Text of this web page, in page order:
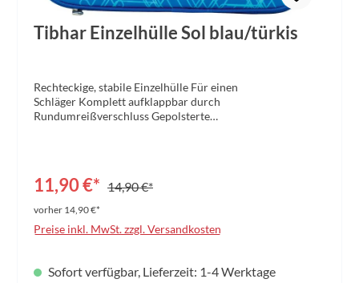
Tibhar Einzelhülle Sol blau/türkis
Rechteckige, stabile Einzelhülle Für einen
Schläger Komplett aufklappbar durch
Rundumreißverschluss Gepolsterte
11,90 €* 14,90 €*
vorher 14,90 €*
Preise inkl. MwSt. zzgl. Versandkosten
Sofort verfügbar, Lieferzeit: 1-4 Werktage